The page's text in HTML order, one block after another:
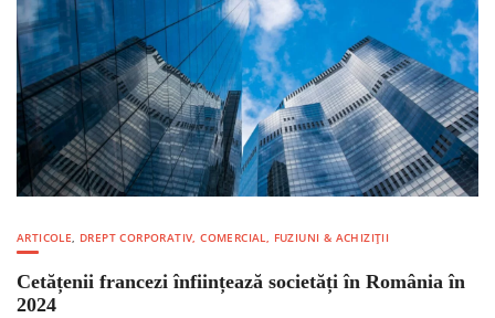
ARTICOLE, DREPT CORPORATIV, COMERCIAL, FUZIUNI & ACHIZIȚII
Cetățenii francezi înființează societăți în România în
2024